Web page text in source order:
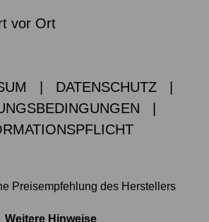
vor Ort
DATENSCHUTZ
Preisempfehlung des Herstellers
Weitere Hinweise